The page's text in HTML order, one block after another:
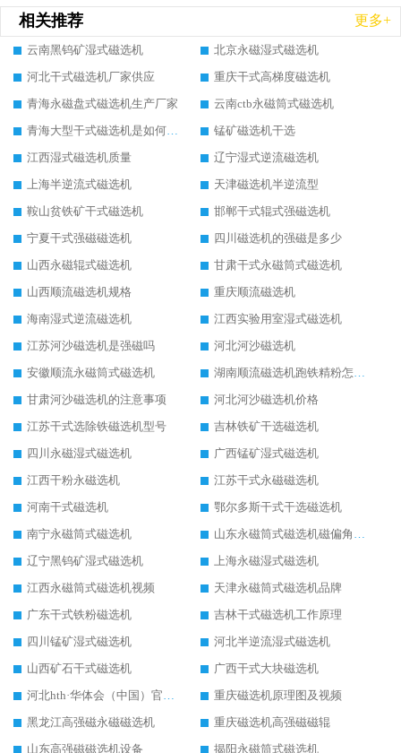
相关推荐 更多+
云南黑钨矿湿式磁选机
北京永磁湿式磁选机
河北干式磁选机厂家供应
重庆干式高梯度磁选机
青海永磁盘式磁选机生产厂家
云南ctb永磁筒式磁选机
青海大型干式磁选机是如何选矿的
锰矿磁选机干选
江西湿式磁选机质量
辽宁湿式逆流磁选机
上海半逆流式磁选机
天津磁选机半逆流型
鞍山贫铁矿干式磁选机
邯郸干式辊式强磁选机
宁夏干式强磁磁选机
四川磁选机的强磁是多少
山西永磁辊式磁选机
甘肃干式永磁筒式磁选机
山西顺流磁选机规格
重庆顺流磁选机
海南湿式逆流磁选机
江西实验用室湿式磁选机
江苏河沙磁选机是强磁吗
河北河沙磁选机
安徽顺流永磁筒式磁选机
湖南顺流磁选机跑铁精粉怎么处理
甘肃河沙磁选机的注意事项
河北河沙磁选机价格
江苏干式选除铁磁选机型号
吉林铁矿干选磁选机
四川永磁湿式磁选机
广西锰矿湿式磁选机
江西干粉永磁选机
江苏干式永磁磁选机
河南干式磁选机
鄂尔多斯干式干选磁选机
南宁永磁筒式磁选机
山东永磁筒式磁选机磁偏角怎么调整
辽宁黑钨矿湿式磁选机
上海永磁湿式磁选机
江西永磁筒式磁选机视频
天津永磁筒式磁选机品牌
广东干式铁粉磁选机
吉林干式磁选机工作原理
四川锰矿湿式磁选机
河北半逆流湿式磁选机
山西矿石干式磁选机
广西干式大块磁选机
河北hth·华体会（中国）官方网站-hth.com 工作视频
重庆磁选机原理图及视频
黑龙江高强磁永磁磁选机
重庆磁选机高强磁磁辊
山东高强磁磁选机设备
揭阳永磁筒式磁选机